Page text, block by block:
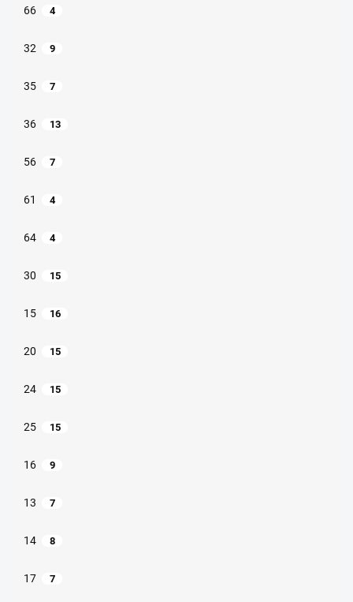
66 4
32 9
35 7
36 13
56 7
61 4
64 4
30 15
15 16
20 15
24 15
25 15
16 9
13 7
14 8
17 7